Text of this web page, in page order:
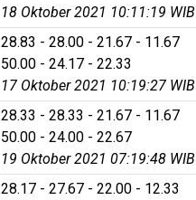
18 Oktober 2021 10:11:19 WIB
28.83 - 28.00 - 21.67 - 11.67
50.00 - 24.17 - 22.33
17 Oktober 2021 10:19:27 WIB
28.33 - 28.33 - 21.67 - 11.67
50.00 - 24.00 - 22.67
19 Oktober 2021 07:19:48 WIB
28.17 - 27.67 - 22.00 - 12.33